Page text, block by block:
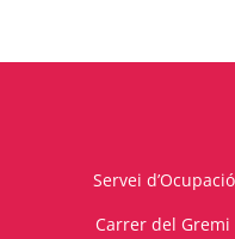
Servei
Carrer del Gremi